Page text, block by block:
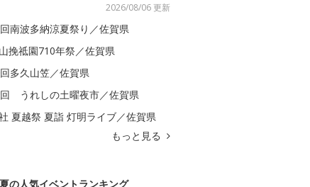
2026/08/06 更新
南波多納涼夏祭り／佐賀県
挽祗園710年祭／佐賀県
多久山笠／佐賀県
うれしの土曜夜市／佐賀県
夏越祭 夏詣 灯明ライブ／佐賀県
もっと見る
夏の人気イベントランキング